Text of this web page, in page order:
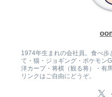
1974年生まれの会社員。食べ
て・猫・ジョギング・ポケモン
洋カープ・将棋（観る将）・有
リンクはご自由にどうぞ。